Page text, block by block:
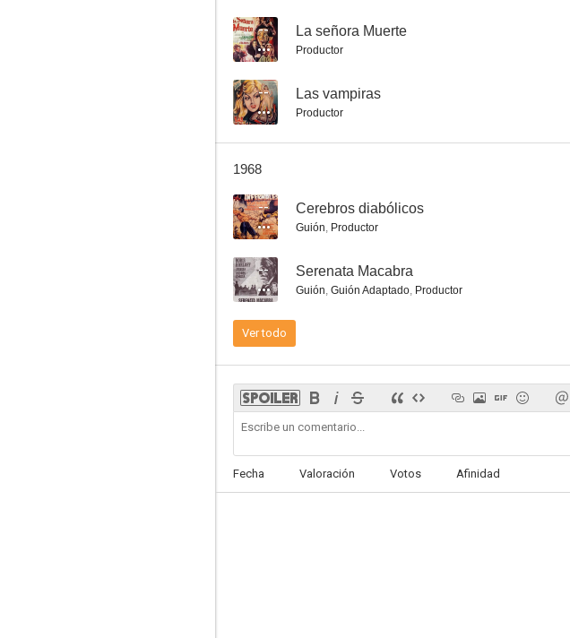
-- La señora Muerte
Productor
-- Las vampiras
Productor
1968
-- Cerebros diabólicos
Guión, Productor
-- Serenata Macabra
Guión, Guión Adaptado, Productor
Ver todo
Fecha Valoración Votos Afinidad